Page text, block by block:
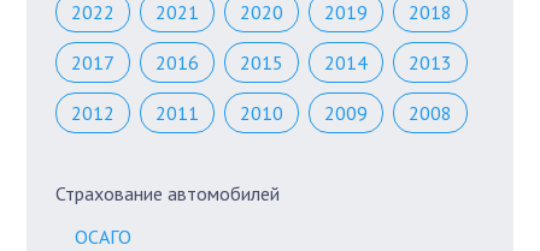
2022 2021 2020 2019 2018
2017 2016 2015 2014 2013
2012 2011 2010 2009 2008
Страхование автомобилей
ОСАГО